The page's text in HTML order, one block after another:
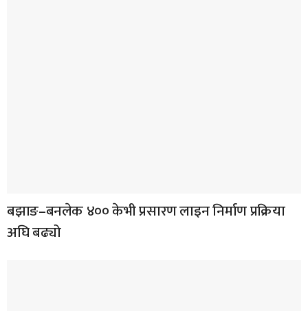
बझाङ–बनलेक ४०० केभी प्रसारण लाइन निर्माण प्रक्रिया
अघि बढ्यो